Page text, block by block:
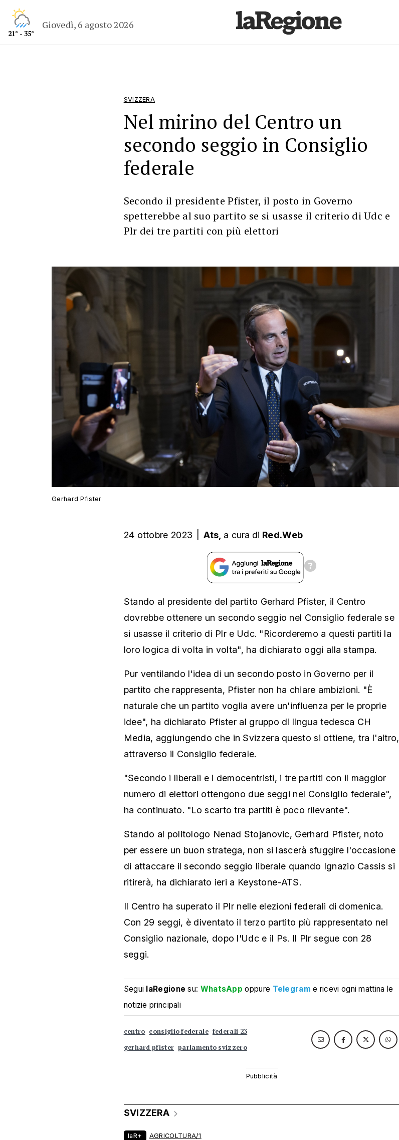
21° - 35°
Giovedì, 6 agosto 2026
SVIZZERA
Nel mirino del Centro un
secondo seggio in Consiglio
federale
Secondo il presidente Pfister, il posto in Governo
spetterebbe al suo partito se si usasse il criterio di Udc e
Plr dei tre partiti con più elettori
Gerhard Pfister
24 ottobre 2023 Ats, a cura di Red.Web
Stando al presidente del partito Gerhard Pfister, il Centro
dovrebbe ottenere un secondo seggio nel Consiglio federale se
si usasse il criterio di Plr e Udc. "Ricorderemo a questi partiti la
loro logica di volta in volta", ha dichiarato oggi alla stampa.
Pur ventilando l'idea di un secondo posto in Governo per il
partito che rappresenta, Pfister non ha chiare ambizioni. "È
naturale che un partito voglia avere un'influenza per le proprie
idee", ha dichiarato Pfister al gruppo di lingua tedesca CH
Media, aggiungendo che in Svizzera questo si ottiene, tra l'altro,
attraverso il Consiglio federale.
"Secondo i liberali e i democentristi, i tre partiti con il maggior
numero di elettori ottengono due seggi nel Consiglio federale",
ha continuato. "Lo scarto tra partiti è poco rilevante".
Stando al politologo Nenad Stojanovic, Gerhard Pfister, noto
per essere un buon stratega, non si lascerà sfuggire l'occasione
di attaccare il secondo seggio liberale quando Ignazio Cassis si
ritirerà, ha dichiarato ieri a Keystone-ATS.
Il Centro ha superato il Plr nelle elezioni federali di domenica.
Con 29 seggi, è diventato il terzo partito più rappresentato nel
Consiglio nazionale, dopo l'Udc e il Ps. Il Plr segue con 28
seggi.
Segui laRegione su: WhatsApp oppure Telegram e ricevi ogni mattina le
notizie principali
centro consiglio federale federali 23
gerhard pfister parlamento svizzero
SVIZZERA
laR+ AGRICOLTURA/1